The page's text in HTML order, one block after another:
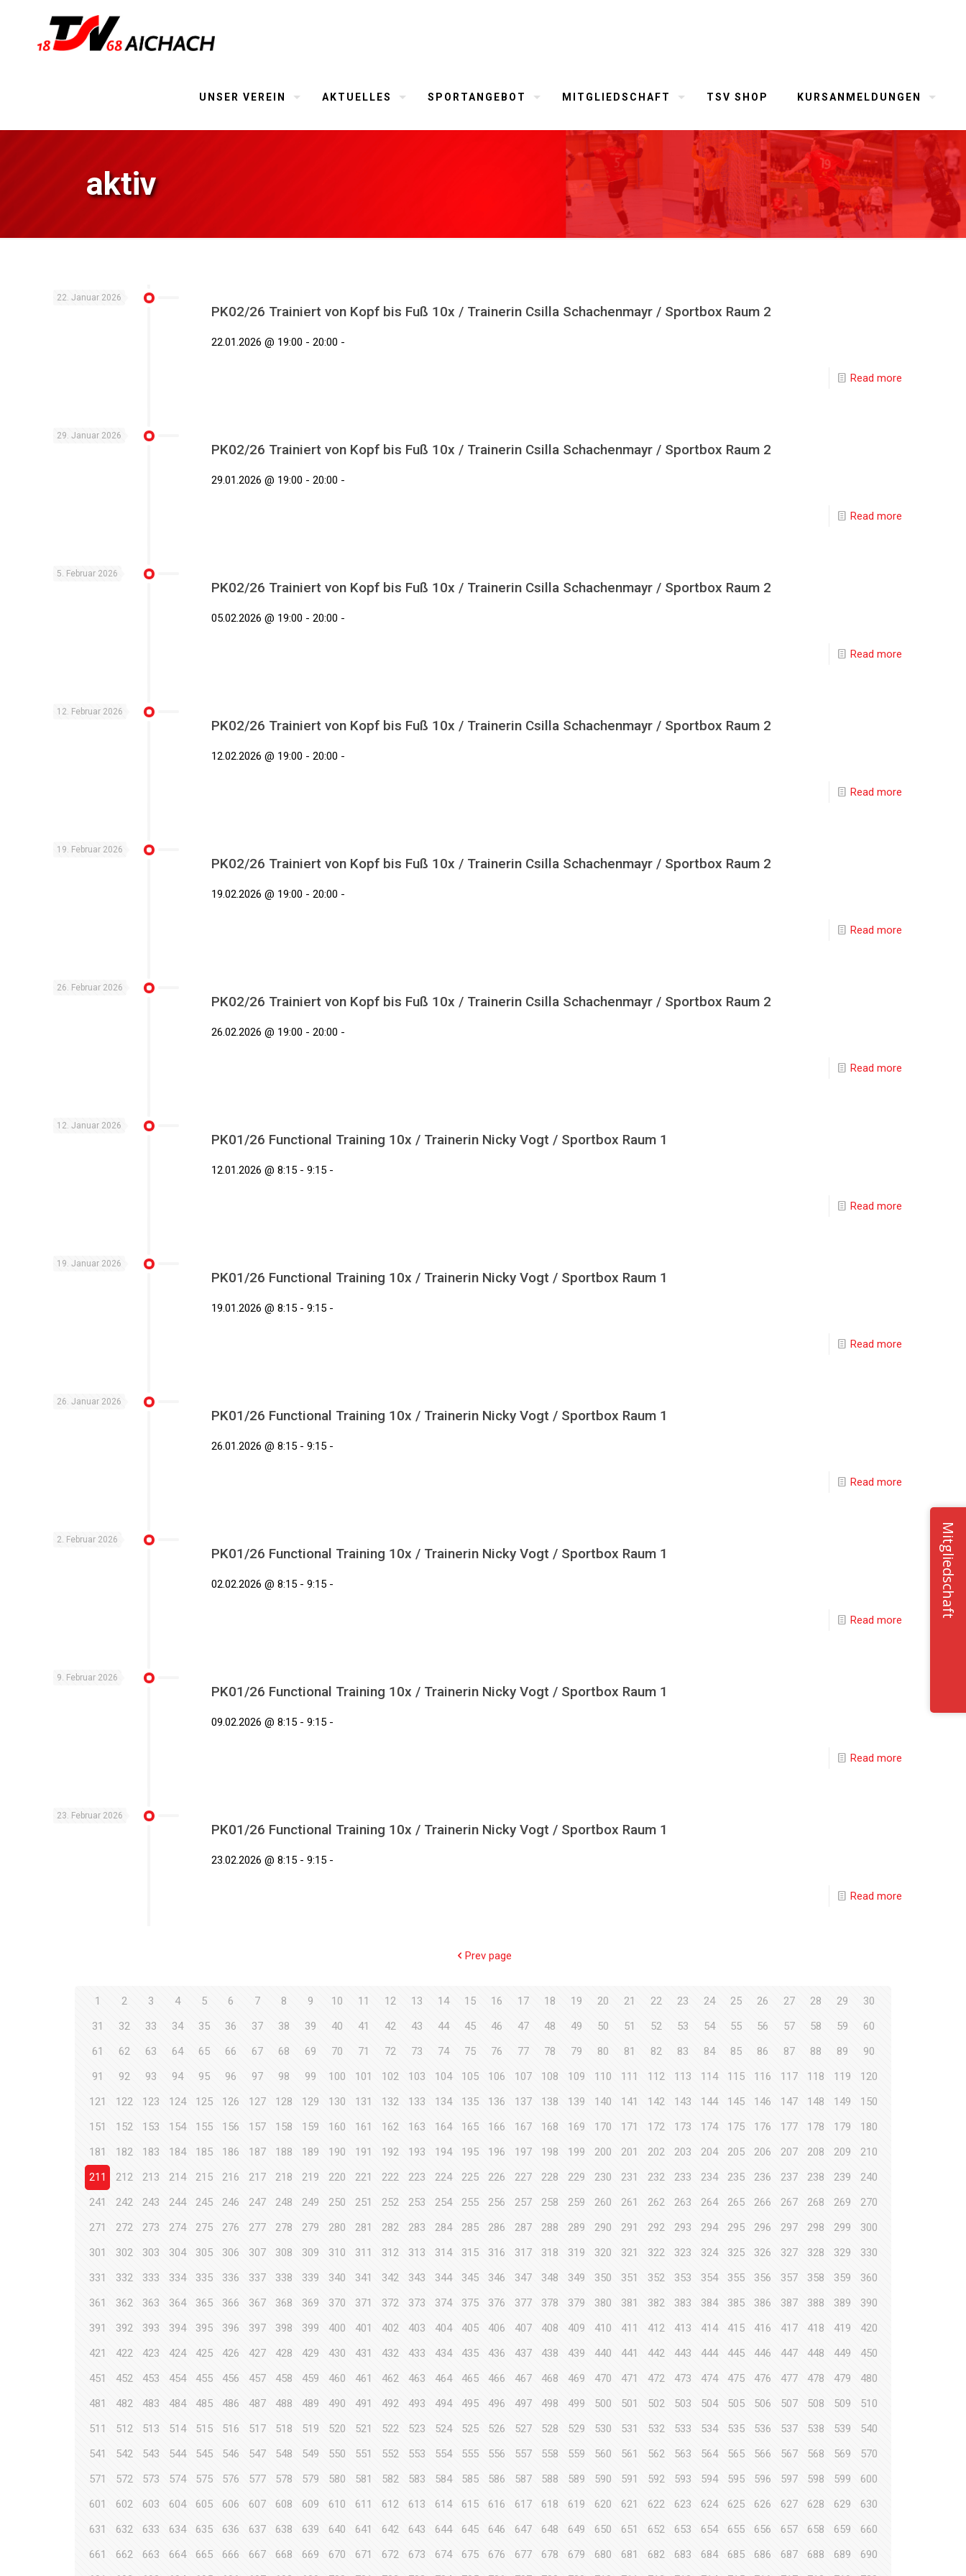
UNSER VEREIN AKTUELLES SPORTANGEBOT MITGLIEDSCHAFT TSV SHOP KURSANMELDUNGEN
aktiv
22. Januar 2026
PK02/26 Trainiert von Kopf bis Fuß 10x / Trainerin Csilla Schachenmayr / Sportbox Raum 2
22.01.2026 @ 19:00 - 20:00 -
Read more
29. Januar 2026
PK02/26 Trainiert von Kopf bis Fuß 10x / Trainerin Csilla Schachenmayr / Sportbox Raum 2
29.01.2026 @ 19:00 - 20:00 -
Read more
5. Februar 2026
PK02/26 Trainiert von Kopf bis Fuß 10x / Trainerin Csilla Schachenmayr / Sportbox Raum 2
05.02.2026 @ 19:00 - 20:00 -
Read more
12. Februar 2026
PK02/26 Trainiert von Kopf bis Fuß 10x / Trainerin Csilla Schachenmayr / Sportbox Raum 2
12.02.2026 @ 19:00 - 20:00 -
Read more
19. Februar 2026
PK02/26 Trainiert von Kopf bis Fuß 10x / Trainerin Csilla Schachenmayr / Sportbox Raum 2
19.02.2026 @ 19:00 - 20:00 -
Read more
26. Februar 2026
PK02/26 Trainiert von Kopf bis Fuß 10x / Trainerin Csilla Schachenmayr / Sportbox Raum 2
26.02.2026 @ 19:00 - 20:00 -
Read more
12. Januar 2026
PK01/26 Functional Training 10x / Trainerin Nicky Vogt / Sportbox Raum 1
12.01.2026 @ 8:15 - 9:15 -
Read more
19. Januar 2026
PK01/26 Functional Training 10x / Trainerin Nicky Vogt / Sportbox Raum 1
19.01.2026 @ 8:15 - 9:15 -
Read more
26. Januar 2026
PK01/26 Functional Training 10x / Trainerin Nicky Vogt / Sportbox Raum 1
26.01.2026 @ 8:15 - 9:15 -
Read more
2. Februar 2026
PK01/26 Functional Training 10x / Trainerin Nicky Vogt / Sportbox Raum 1
02.02.2026 @ 8:15 - 9:15 -
Read more
9. Februar 2026
PK01/26 Functional Training 10x / Trainerin Nicky Vogt / Sportbox Raum 1
09.02.2026 @ 8:15 - 9:15 -
Read more
23. Februar 2026
PK01/26 Functional Training 10x / Trainerin Nicky Vogt / Sportbox Raum 1
23.02.2026 @ 8:15 - 9:15 -
Read more
Prev page
1 2 3 4 5 6 7 8 9 10 11 12 13 14 15 16 17 18 19 20 21 22 23 24 25 26 27 28 29
30
31
32 33 34 35 36 37 38 39 40 41 42 43 44 45 46 47 48 49 50 51 52 53 54 55 56 57 58 59
60
61
62 63 64 65 66 67 68 69 70 71 72 73 74 75 76 77 78 79 80 81 82 83 84 85 86 87 88 89
90
91
92 93 94 95 96 97 98 99 100 101 102 103 104 105 106 107 108 109 110 111 112 113 114 115 116 117 118 119
120
121
122 123 124 125 126 127 128 129 130 131 132 133 134 135 136 137 138 139 140 141 142 143 144 145 146 147 148 149
150
151
152 153 154 155 156 157 158 159 160 161 162 163 164 165 166 167 168 169 170 171 172 173 174 175 176 177 178 179
180
181
182 183 184 185 186 187 188 189 190 191 192 193 194 195 196 197 198 199 200 201 202 203 204 205 206 207 208 209
210
211
212 213 214 215 216 217 218 219 220 221 222 223 224 225 226 227 228 229 230 231 232 233 234 235 236 237 238 239
240
241
242 243 244 245 246 247 248 249 250 251 252 253 254 255 256 257 258 259 260 261 262 263 264 265 266 267 268 269
270
271
272 273 274 275 276 277 278 279 280 281 282 283 284 285 286 287 288 289 290 291 292 293 294 295 296 297 298 299
300
301
302 303 304 305 306 307 308 309 310 311 312 313 314 315 316 317 318 319 320 321 322 323 324 325 326 327 328 329
330
331
332 333 334 335 336 337 338 339 340 341 342 343 344 345 346 347 348 349 350 351 352 353 354 355 356 357 358 359
360
361
362 363 364 365 366 367 368 369 370 371 372 373 374 375 376 377 378 379 380 381 382 383 384 385 386 387 388 389
390
391
392 393 394 395 396 397 398 399 400 401 402 403 404 405 406 407 408 409 410 411 412 413 414 415 416 417 418 419
420
421
422 423 424 425 426 427 428 429 430 431 432 433 434 435 436 437 438 439 440 441 442 443 444 445 446 447 448 449
450
451
452 453 454 455 456 457 458 459 460 461 462 463 464 465 466 467 468 469 470 471 472 473 474 475 476 477 478 479
480
481
482 483 484 485 486 487 488 489 490 491 492 493 494 495 496 497 498 499 500 501 502 503 504 505 506 507 508 509
510
511
512 513 514 515 516 517 518 519 520 521 522 523 524 525 526 527 528 529 530 531 532 533 534 535 536 537 538 539
540
541
542 543 544 545 546 547 548 549 550 551 552 553 554 555 556 557 558 559 560 561 562 563 564 565 566 567 568 569
570
571
572 573 574 575 576 577 578 579 580 581 582 583 584 585 586 587 588 589 590 591 592 593 594 595 596 597 598 599
600
601
602 603 604 605 606 607 608 609 610 611 612 613 614 615 616 617 618 619 620 621 622 623 624 625 626 627 628 629
630
631
632 633 634 635 636 637 638 639 640 641 642 643 644 645 646 647 648 649 650 651 652 653 654 655 656 657 658 659
660
661
662 663 664 665 666 667 668 669 670 671 672 673 674 675 676 677 678 679 680 681 682 683 684 685 686 687 688 689
690
Mitgliedschaft